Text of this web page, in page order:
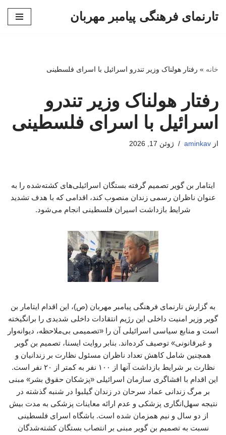
تارنمای فرهنگی پیامبر مهربان
خانه » رفتار هولناک وزیر تندرو اسرائیل با اسرای فلسطینی
رفتار هولناک وزیر تندرو
اسرائیل با اسرای فلسطینی
از aminkav ژوئن 17, 2026
ایتامار بن گویر تصمیم گرفته بستگان اسرائیلی‌های کشته‌شده را به
عنوان ناظران رسمی زندان منصوب کند، اقدامی که با هدف تشدید
شرایط بازداشت اسیران فلسطینی انجام می‌شود.
به گزارش تارنمای فرهنگی پیامبر مهربان (ص)، این اقدام ایتامار بن
گویر وزیر امنیت داخلی این رژیم انتقادات داخلی شدیدی را برانگیخته
است و منابع سیاسی اسرائیلی آن را «تصمیمی بی‌ملاحظه، دیوانه‌وار
و غیرقانونی» توصیف کرده‌اند. بنابر روایت ایسنا، تصمیم بن گویر
همچنین شامل کاهش تعداد ناظران مسئول نظارت بر زندانیان و
نظارت بر شرایط بازداشت آنها از ۱۰۰ نفر به کمتر از ۲۰ نفر است.
این اقدام با افشاگری سازمان اسرائیلی «پزشکان حقوق بشر» مبنی
بر مرگ زندانی عماد سرحان در زندان گیلبوا در شنبه گذشته در
نتیجه سهل‌انگاری پزشکی و عدم ارائه معاینات پزشکی به مدت بیش
از دو سال و نیم همزمان شده است. باشگاه اسرای فلسطینی
نسبت به تصمیم بن گویر مبنی بر انتصاب بستگان کشته‌شدگان